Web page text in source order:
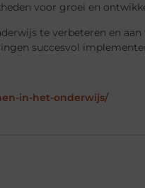
voor groei en
te verbeteren en
succesvol
in-het-onderwijs/